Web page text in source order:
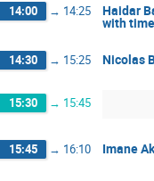
14:00 → 14:25 Haidar
with
14:30 → 15:25 Nicolas
15:30 → 15:45
15:45 → 16:10 Imane